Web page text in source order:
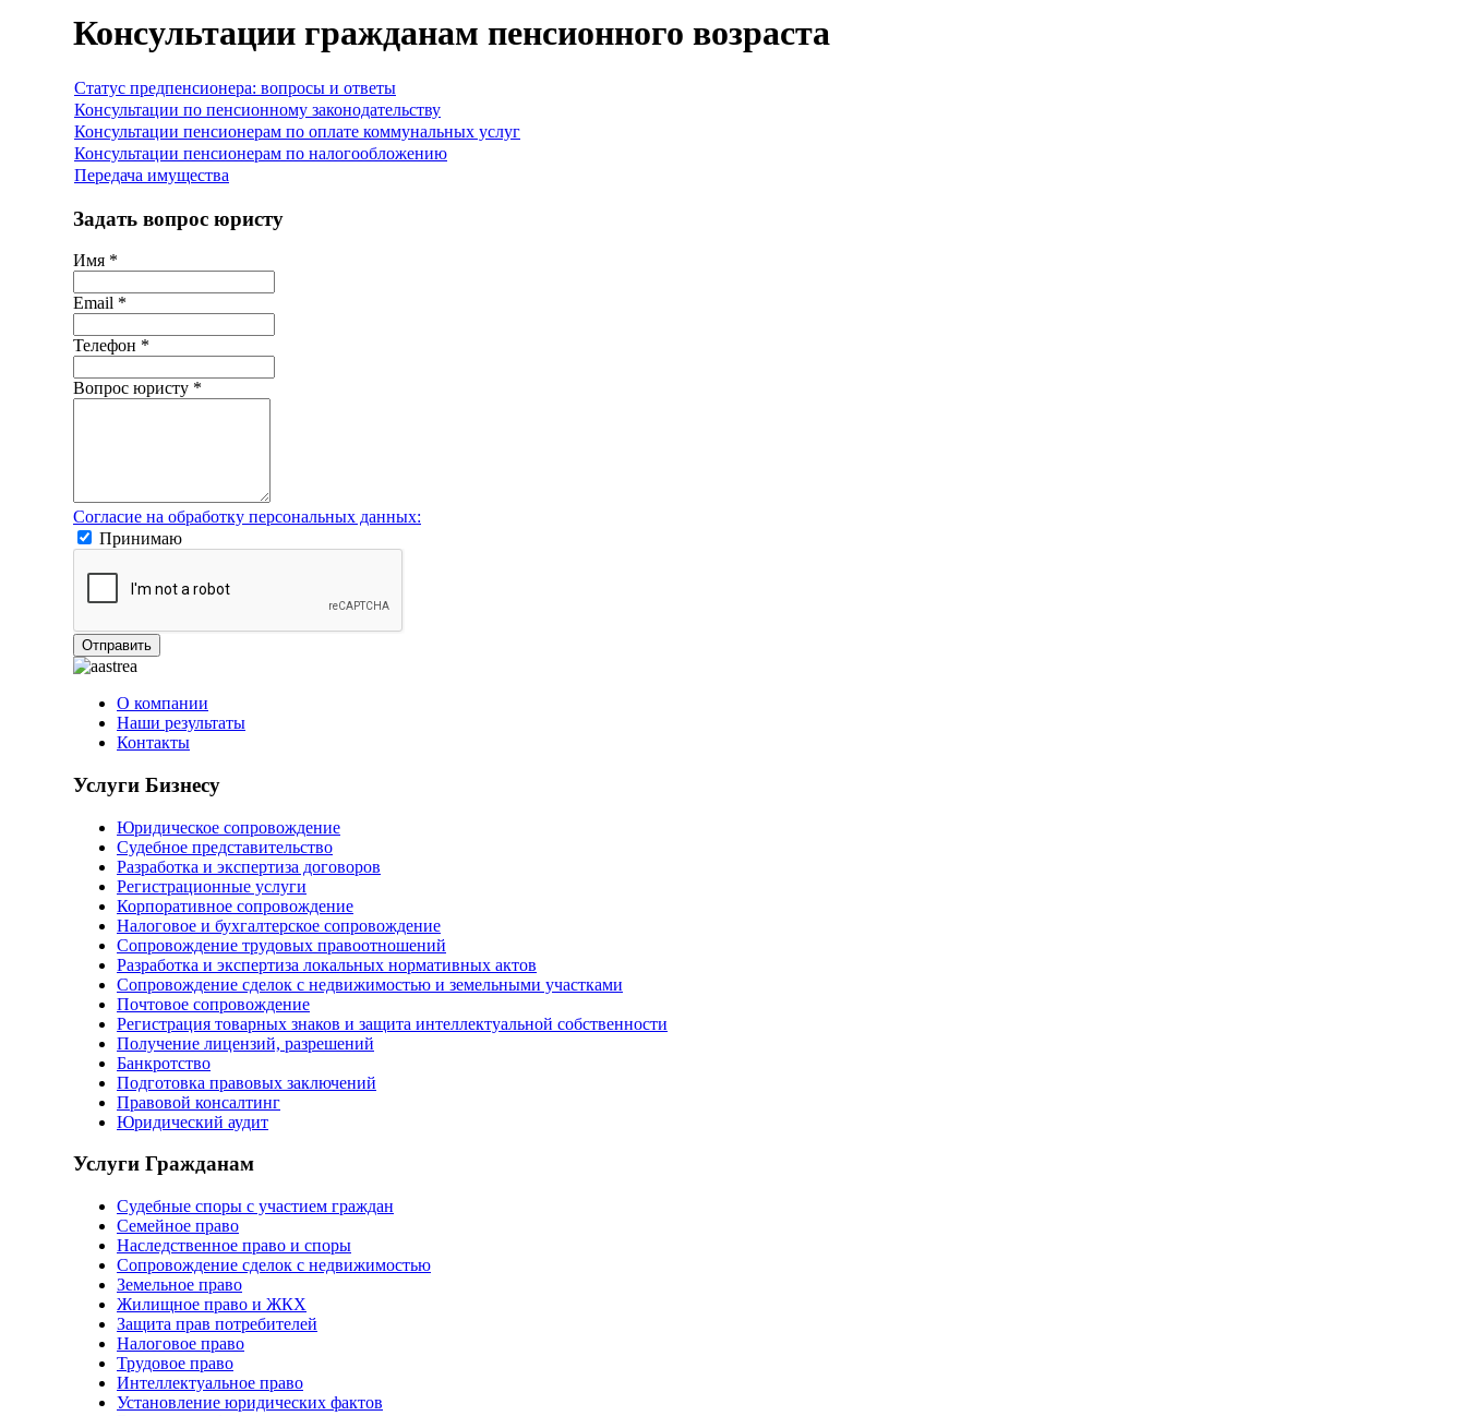
Консультации гражданам пенсионного возраста
Статус предпенсионера: вопросы и ответы
Консультации по пенсионному законодательству
Консультации пенсионерам по оплате коммунальных услуг
Консультации пенсионерам по налогообложению
Передача имущества
Задать вопрос юристу
Имя *
Email *
Телефон *
Вопрос юристу *
Согласие на обработку персональных данных:
Принимаю
Отправить
О компании
Наши результаты
Контакты
Услуги Бизнесу
Юридическое сопровождение
Судебное представительство
Разработка и экспертиза договоров
Регистрационные услуги
Корпоративное сопровождение
Налоговое и бухгалтерское сопровождение
Сопровождение трудовых правоотношений
Разработка и экспертиза локальных нормативных актов
Сопровождение сделок с недвижимостью и земельными участками
Почтовое сопровождение
Регистрация товарных знаков и защита интеллектуальной собственности
Получение лицензий, разрешений
Банкротство
Подготовка правовых заключений
Правовой консалтинг
Юридический аудит
Услуги Гражданам
Судебные споры с участием граждан
Семейное право
Наследственное право и споры
Сопровождение сделок с недвижимостью
Земельное право
Жилищное право и ЖКХ
Защита прав потребителей
Налоговое право
Трудовое право
Интеллектуальное право
Установление юридических фактов